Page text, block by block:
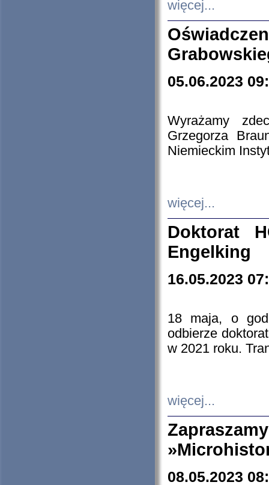
więcej...
05.06.2023
Wyrażamy
Grzegorza
Niemieckim
więcej...
Doktorat
Engelking
16.05.2023
18 maja, o
odbierze
w 2021 roku.
więcej...
08.05.2023